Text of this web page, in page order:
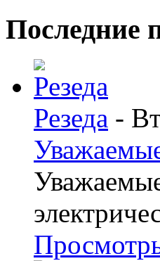
Последние
Резеда -